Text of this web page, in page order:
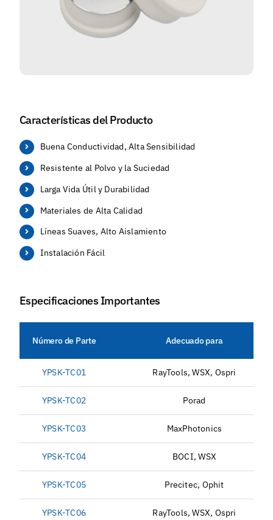
Características del Producto
Buena Conductividad, Alta Sensibilidad
Resistente al Polvo y la Suciedad
Larga Vida Útil y Durabilidad
Materiales de Alta Calidad
Líneas Suaves, Alto Aislamiento
Instalación Fácil
Especificaciones Importantes
Número de Parte Adecuado para
YPSK-TC01 RayTools, WSX, Ospri
YPSK-TC02 Porad
YPSK-TC03 MaxPhotonics
YPSK-TC04 BOCI, WSX
YPSK-TC05 Precitec, Ophit
YPSK-TC06 RayTools, WSX, Ospri